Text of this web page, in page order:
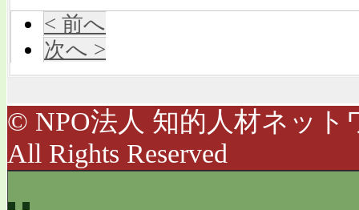
< 前へ
次へ >
© NPO法人 知的人材ネット
All Rights Reserved